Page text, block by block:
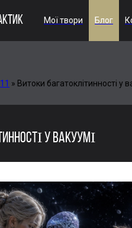
Мої твори Блог
11 » Витоки багатоклітинності у
У ВАКУУМІ